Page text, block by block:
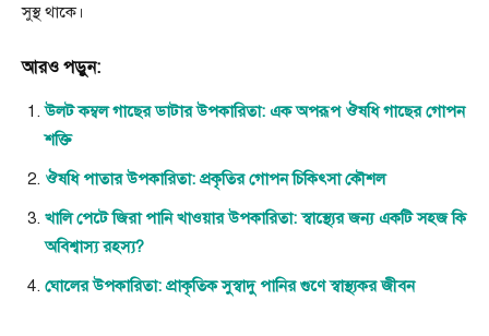
সুস্থ থাকে।
আরও পড়ুন:
উলট কম্বল গাছের ডাটার উপকারিতা: এক অপরূপ ঔষধি গাছের গোপন
শক্তি
ঔষধি পাতার উপকারিতা: প্রকৃতির গোপন চিকিৎসা কৌশল
খালি পেটে জিরা পানি খাওয়ার উপকারিতা: স্বাস্থ্যের জন্য একটি সহজ কি
অবিশ্বাস্য রহস্য?
ঘোলের উপকারিতা: প্রাকৃতিক সুস্বাদু পানির গুণে স্বাস্থ্যকর জীবন